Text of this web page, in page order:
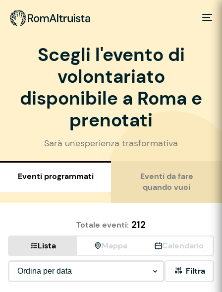
Scegli l'evento di
volontariato
disponibile a Roma e
prenotati
Sarà un'esperienza trasformativa
Eventi programmati
Eventi da fare
quando vuoi
Totale eventi: 212
Lista Mappa Calendario
Filtra